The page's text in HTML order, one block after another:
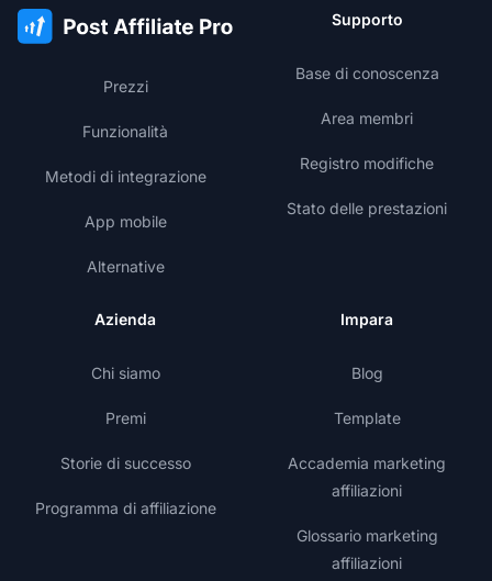
Prezzi
Funzionalità
Metodi di integrazione
App mobile
Alternative
Supporto
Base di conoscenza
Area membri
Registro modifiche
Stato delle prestazioni
Azienda
Chi siamo
Premi
Storie di successo
Programma di affiliazione
Impara
Blog
Template
Accademia marketing
affiliazioni
Glossario marketing
affiliazioni